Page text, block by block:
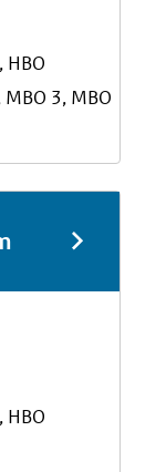
HBO
3, MBO
HBO